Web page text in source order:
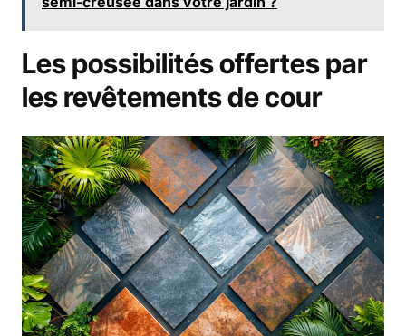
Les possibilités offertes par
les revêtements de cour